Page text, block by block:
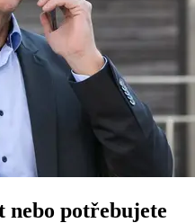
nebo potřebujete